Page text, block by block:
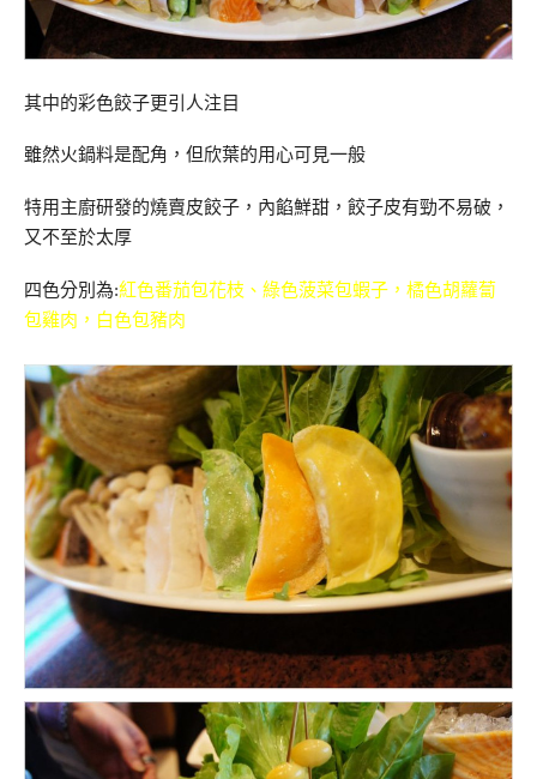
其中的彩色餃子更引人注目
雖然火鍋料是配角，但欣葉的用心可見一般
特用主廚研發的燒賣皮餃子，內餡鮮甜，餃子皮有勁不易破，
又不至於太厚
四色分別為:紅色番茄包花枝、綠色菠菜包蝦子，橘色胡蘿蔔
包雞肉，白色包豬肉